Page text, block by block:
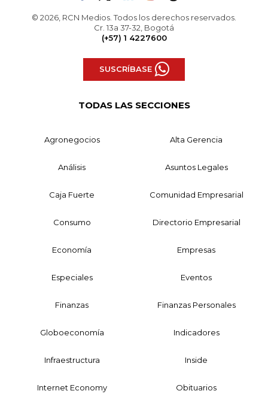
© 2026, RCN Medios. Todos los derechos reservados.
Cr. 13a 37-32, Bogotá
(+57) 1 4227600
SUSCRÍBASE
TODAS LAS SECCIONES
Agronegocios Alta Gerencia
Análisis Asuntos Legales
Caja Fuerte Comunidad Empresarial
Consumo Directorio Empresarial
Economía Empresas
Especiales Eventos
Finanzas Finanzas Personales
Globoeconomía Indicadores
Infraestructura Inside
Internet Economy Obituarios